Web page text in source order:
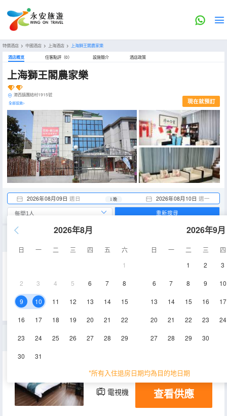
特價酒店 > 中國酒店 > 上海酒店 > 上海獅王閣農家樂
酒店概览 住客點評（0） 設施簡介 酒店政策
上海獅王閣農家樂
港西鎮團結村1915號
全部設施> 現在就預訂
2026年08月09日 週日 2026年08月10日 週一
1 晚
2026年8月
日 一 二 三 四 五
六
1
2 3 4 5 6 7 8
9 10 11 12 13 14 15
16 17 18 19 20 21 22
23 24 25 26 27 28 29
30 31
2026年9月
日 一 二 三
四
1
2 3
6 7 8 9 10
13 14 15 16 17
20 21 22 23 24
27 28 29 30
*所有入住退房日期均為目的地日期
重新搜尋
空調
標準大床房
30㎡ 2層 空調
電視機 查看供應